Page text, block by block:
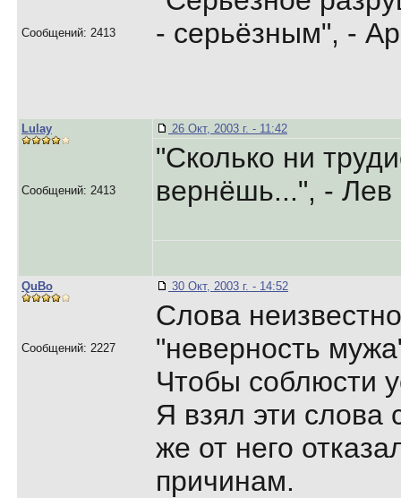
Сообщений: 2413
- серьёзным", -
Lulay
Сообщений: 2413
26 Окт, 2003 г. - 11:42
"Сколько ни
вернёшь...", - Лев
QuBo
Сообщений: 2227
30 Окт, 2003 г. - 14:52
Слова
"неверность
Чтобы соблюсти
Я взял эти слова
же от него
причинам.